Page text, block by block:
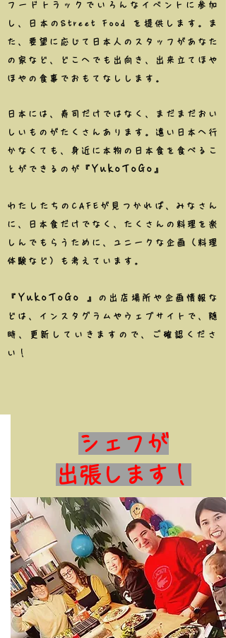
フードトラックでいろんなイベントに参加
し、日本のStreet Food を提供します。ま
た、要望に応じて日本人のスタッフがあなた
の家など、どこへでも出向き、出来立てほや
ほやの食事でおもてなしします。
日本には、寿司だけではなく、まだまだおい
しいものがたくさんあります。遠い日本へ行
かなくても、身近に本物の日本食を食べるこ
とができるのが『 YukoToGo 』
わたしたちの CAFE が見つかれば、みなさん
に、日本食だけでなく、たくさんの料理を楽
しんでもらうために、ユニークな企画（料理
体験など）も考えています。
『 YukoToGo 』の出店場所や企画情報な
どは、インスタグラムやウェブサイトで、随
時、更新していきますので、​ご確認くださ
い！
シェフが
出張します！​